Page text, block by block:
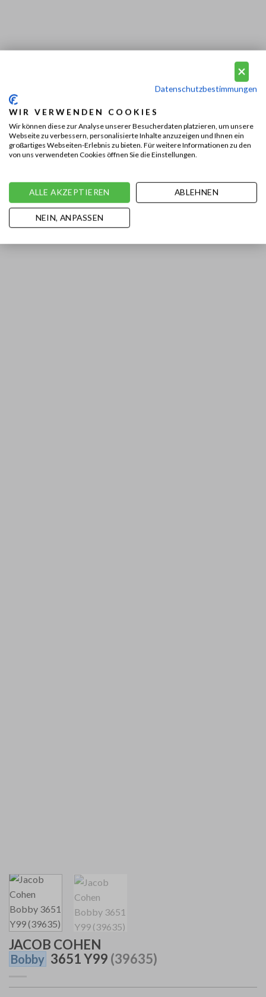
JACOB COHEN
Bobby 3651 Y99 (39635)
Datenschutzbestimmungen
WIR VERWENDEN COOKIES
Wir können diese zur Analyse unserer Besucherdaten platzieren, um unsere
Webseite zu verbessern, personalisierte Inhalte anzuzeigen und Ihnen ein
großartiges Webseiten-Erlebnis zu bieten. Für weitere Informationen zu den
von uns verwendeten Cookies öffnen Sie die Einstellungen.
ALLE AKZEPTIEREN ABLEHNEN
NEIN, ANPASSEN